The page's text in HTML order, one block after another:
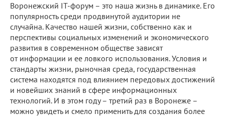
Воронежский IT-форум – это наша жизнь в динамике. Его
популярность среди продвинутой аудитории не
случайна. Качество нашей жизни, собственно как и
перспективы социальных изменений и экономического
развития в современном обществе зависят
от информации и ее ловкого использования. Условия и
стандарты жизни, рыночная среда, государственная
система находятся под влиянием передовых достижений
и новейших знаний в сфере информационных
технологий. И в этом году – третий раз в Воронеже –
можно увидеть и смело применить для создания более